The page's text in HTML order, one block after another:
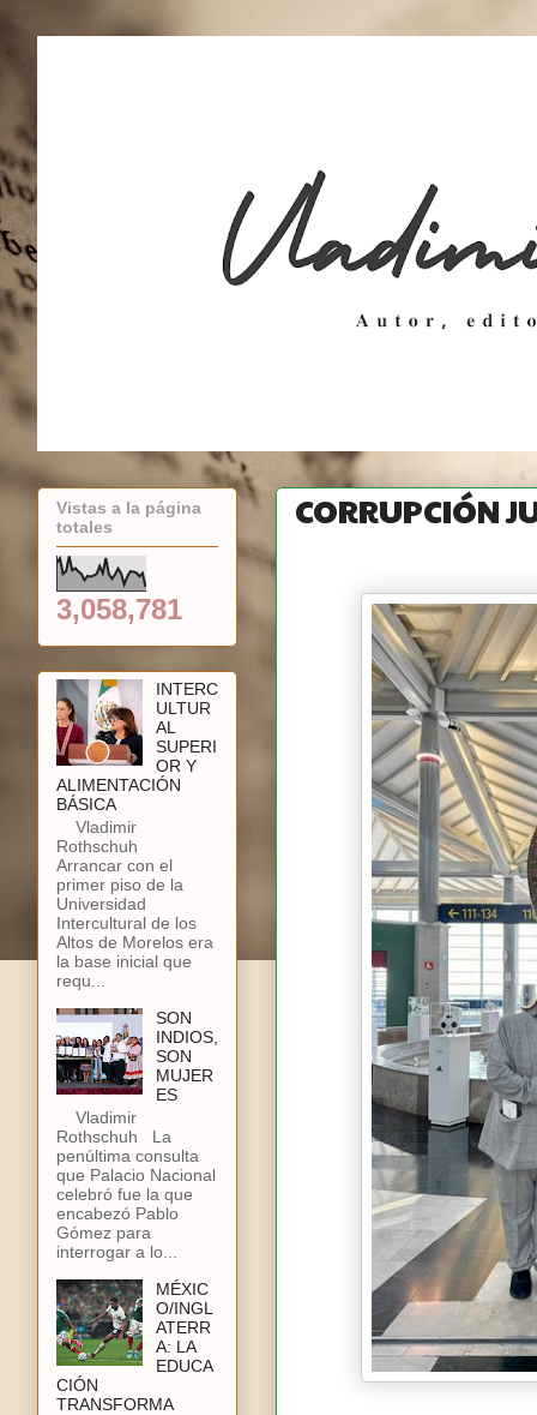
CORRUPCIÓN
Vistas a la página
totales
3,058,781
INTERC
ULTUR
AL
SUPERI
OR Y
ALIMENTACIÓN
BÁSICA
Vladimir
Rothschuh
Arrancar con el
primer piso de la
Universidad
Intercultural de los
Altos de Morelos era
la base inicial que
requ...
SON
INDIOS,
SON
MUJER
ES
Vladimir
Rothschuh La
penúltima consulta
que Palacio Nacional
celebró fue la que
encabezó Pablo
Gómez para
interrogar a lo...
MÉXIC
O/INGL
ATERR
A: LA
EDUCA
CIÓN
TRANSFORMA